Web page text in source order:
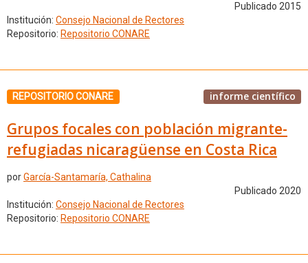
Publicado 2015
Institución: Consejo Nacional de Rectores
Repositorio: Repositorio CONARE
REPOSITORIO CONARE informe científico
Grupos focales con población migrante-
refugiadas nicaragüense en Costa Rica
porGarcía-Santamaría, Cathalina
Publicado 2020
Institución: Consejo Nacional de Rectores
Repositorio: Repositorio CONARE